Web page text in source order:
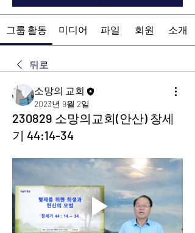
그룹 활동 미디어 파일 회원 소개
뒤로
소망의 교회
2023년 9월 2일
230829 소망의교회(안산) 창세
기 44:14-34